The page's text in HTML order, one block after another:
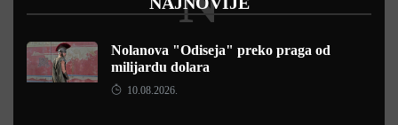
Nolanova "Odiseja" preko praga od
milijardu dolara
10.08.2026.